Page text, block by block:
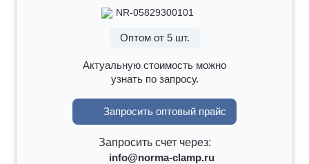
NR-05829300101
Оптом от 5 шт.
Актуальную стоимость можно
узнать по запросу.
Запросить оптовый прайс
Запросить счет через:
info@norma-clamp.ru